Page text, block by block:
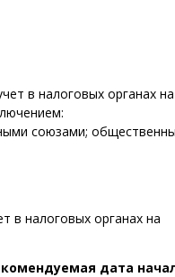
в налоговых органах на
союзами;
в налоговых органах на
дата